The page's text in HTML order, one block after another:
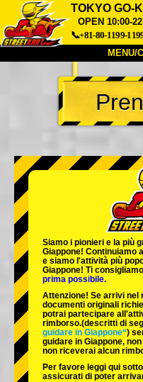
TOKYO GO-
OPEN 10:00-
📞+81-80-1199-
MENU/
Chi Siamo
Accesso
Tokyo Akihabara#2
Tokyo Shibuya Annex
Tokyo Asakusa
Okinawa
Siamo i pionieri e la più
Giappone! Continuiamo
e siamo l'attività più
Giappone! Ti
prima possibile.
Attenzione! Se arrivi nel
documenti originali
potrai partecipare
rimborso.(descritti di
guidare in Giappone“)
guidare in Giappone,
non riceverai alcun
Per favore leggi qui
assicurati di poter